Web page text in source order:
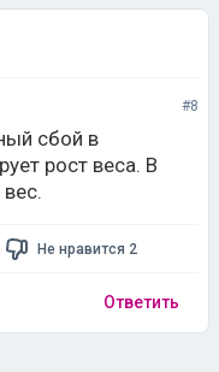
#8
сбой в
рост веса. В
Не нравится 2
Ответить